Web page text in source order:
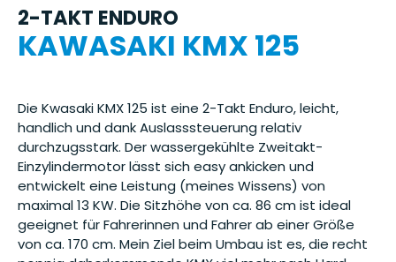
2-TAKT ENDURO
KAWASAKI KMX 125
Die Kwasaki KMX 125 ist eine 2-Takt Enduro, leicht,
handlich und dank Auslasssteuerung relativ
durchzugsstark. Der wassergekühlte Zweitakt-
Einzylindermotor lässt sich easy ankicken und
entwickelt eine Leistung (meines Wissens) von
maximal 13 KW. Die Sitzhöhe von ca. 86 cm ist ideal
geeignet für Fahrerinnen und Fahrer ab einer Größe
von ca. 170 cm. Mein Ziel beim Umbau ist es, die recht